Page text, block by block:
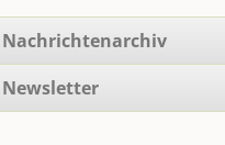
Navigation
überspringen
Nachrichtenarchiv
Newsletter